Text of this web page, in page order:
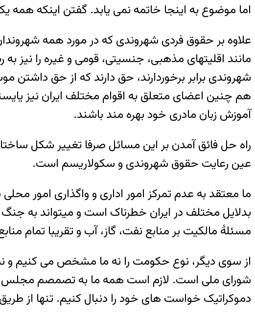
اما موضوع به اینجا خاتمه نمی یابد. گفتن اینکه
علاوه بر حقوق فردی شهروندی که در مورد همه
مانند اقلیتهای مذهبی، جنسیتی، قومی و غیره را
شهروندی برابر برخوردارند، حق دارند که از حق
هم چنین اعضای متعلق به اقوام مختلف ایران نیز
آموزش زبان مادری خود بهره مند باشند.
راه حل فائق آمدن بر این مسائل صرفا تغییر شکل
عین رعایت حقوق شهروندی و سکولاریسم است.
ما معتقد به عدم تمرکز امور اداری و واگذاری امور
بدلایل مختلف در ایران خطرناک است و میتواند به
مسئلهٔ مالکیت بر منابع نفت، گاز، آب و تقریبا
از سوی دیگر، نوع حکومت را نه ما مشخص می کنیم
شورای ملی است. لازم است همه ما به تصمصم مجلس
دموکراتیک خواست های خود را دنبال کنیم. تنها از